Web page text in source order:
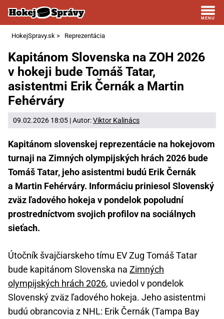
HokejSpravy.sk > Reprezentácia
Kapitánom Slovenska na ZOH 2026
v hokeji bude Tomáš Tatar,
asistentmi Erik Černák a Martin
Fehérváry
09.02.2026 18:05 | Autor:Viktor Kalinács
Kapitánom slovenskej reprezentácie na hokejovom
turnaji na Zimných olympijských hrách 2026 bude
Tomáš Tatar, jeho asistentmi budú Erik Černák
a Martin Fehérváry. Informáciu priniesol Slovenský
zväz ľadového hokeja v pondelok popoludní
prostredníctvom svojich profilov na sociálnych
sieťach.
Útočník švajčiarskeho tímu EV Zug Tomáš Tatar
bude kapitánom Slovenska na Zimných
olympijských hrách 2026, uviedol v pondelok
Slovenský zväz ľadového hokeja. Jeho asistentmi
budú obrancovia z NHL: Erik Černák (Tampa Bay